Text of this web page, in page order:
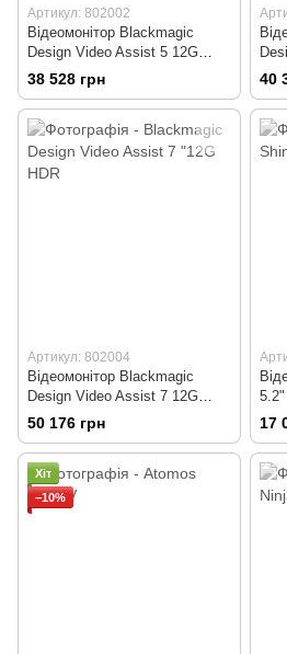
Артикул: 802002
Відеомонітор Blackmagic
Design Video Assist 5 12G
HDR
38 528 грн 40
Артикул: 802004
Відеомонітор Blackmagic
Design Video Assist 7 12G
HDR
50 176 грн
5.2"
17
Хіт
−10%